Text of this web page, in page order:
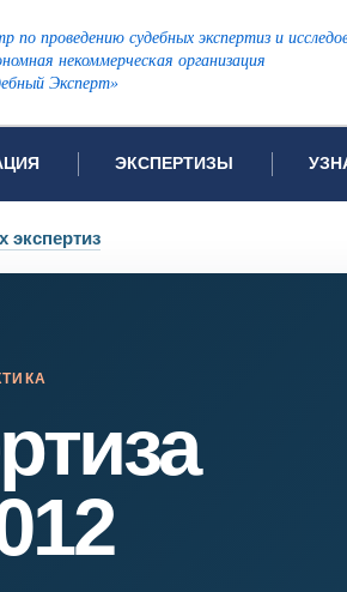
по проведению судебных экспертиз и
некоммерческая организация
Эксперт»
ЭКСПЕРТИЗЫ
всех видов проводимых экспертиз
экспертиза
экспертиза
экспертиза
техническая экспертиза
экспертиза